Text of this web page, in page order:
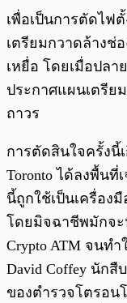
เพื่อเป็นการตัดไฟ
เตรียมกวาดล้างช่
เหยื่อ โดยเมื่อปลา
ประกาศแผนเตรีย
ถาวร
การตัดสินใจครั้งนี้
Toronto ได้ลงพื้นที่
นี้ถูกใช้เป็นเครื่อง
โดยมิจฉาชีพมักจะ
Crypto ATM จนท
David Coffey นัก
ของตำรวจโตรอน